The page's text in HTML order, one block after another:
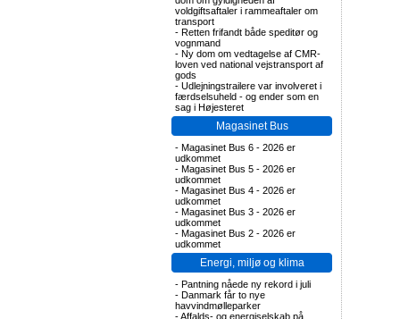
voldgiftsaftaler i rammeaftaler om
transport
- Retten frifandt både speditør og
vognmand
- Ny dom om vedtagelse af CMR-
loven ved national vejstransport af
gods
- Udlejningstrailere var involveret i
færdselsuheld - og ender som en
sag i Højesteret
Magasinet Bus
- Magasinet Bus 6 - 2026 er
udkommet
- Magasinet Bus 5 - 2026 er
udkommet
- Magasinet Bus 4 - 2026 er
udkommet
- Magasinet Bus 3 - 2026 er
udkommet
- Magasinet Bus 2 - 2026 er
udkommet
Energi, miljø og klima
- Pantning nåede ny rekord i juli
- Danmark får to nye
havvindmølleparker
-Affalds- og energiselskab på